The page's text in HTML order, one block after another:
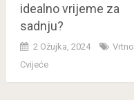
idealno vrijeme za
sadnju?
2 Ožujka, 2024
Vrtno
Cvijeće